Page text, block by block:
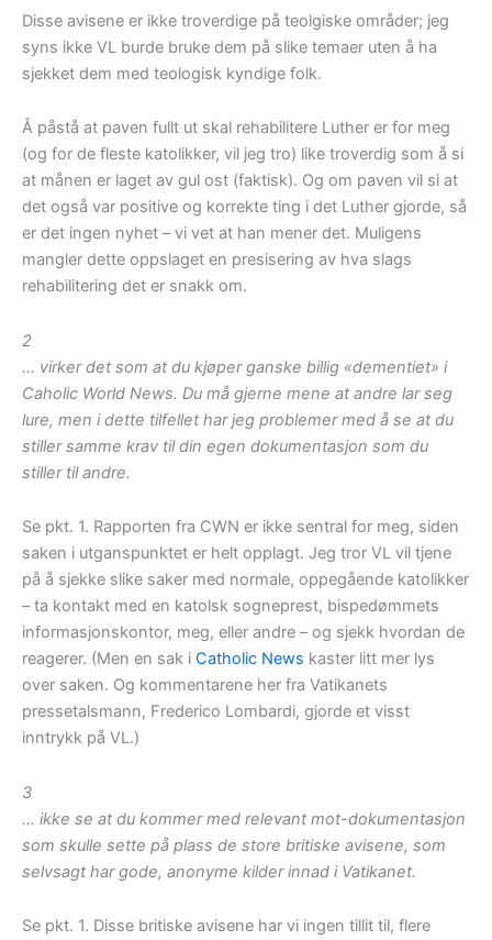
Disse avisene er ikke troverdige på teolgiske områder; jeg
syns ikke VL burde bruke dem på slike temaer uten å ha
sjekket dem med teologisk kyndige folk.
Å påstå at paven fullt ut skal rehabilitere Luther er for meg
(og for de fleste katolikker, vil jeg tro) like troverdig som å si
at månen er laget av gul ost (faktisk). Og om paven vil si at
det også var positive og korrekte ting i det Luther gjorde, så
er det ingen nyhet – vi vet at han mener det. Muligens
mangler dette oppslaget en presisering av hva slags
rehabilitering det er snakk om.
2
… virker det som at du kjøper ganske billig «dementiet» i
Caholic World News. Du må gjerne mene at andre lar seg
lure, men i dette tilfellet har jeg problemer med å se at du
stiller samme krav til din egen dokumentasjon som du
stiller til andre.
Se pkt. 1. Rapporten fra CWN er ikke sentral for meg, siden
saken i utganspunktet er helt opplagt. Jeg tror VL vil tjene
på å sjekke slike saker med normale, oppegående katolikker
– ta kontakt med en katolsk sogneprest, bispedømmets
informasjonskontor, meg, eller andre – og sjekk hvordan de
reagerer. (Men en sak i Catholic News kaster litt mer lys
over saken. Og kommentarene her fra Vatikanets
pressetalsmann, Frederico Lombardi, gjorde et visst
inntrykk på VL.)
3
… ikke se at du kommer med relevant mot-dokumentasjon
som skulle sette på plass de store britiske avisene, som
selvsagt har gode, anonyme kilder innad i Vatikanet.
Se pkt. 1. Disse britiske avisene har vi ingen tillit til, flere